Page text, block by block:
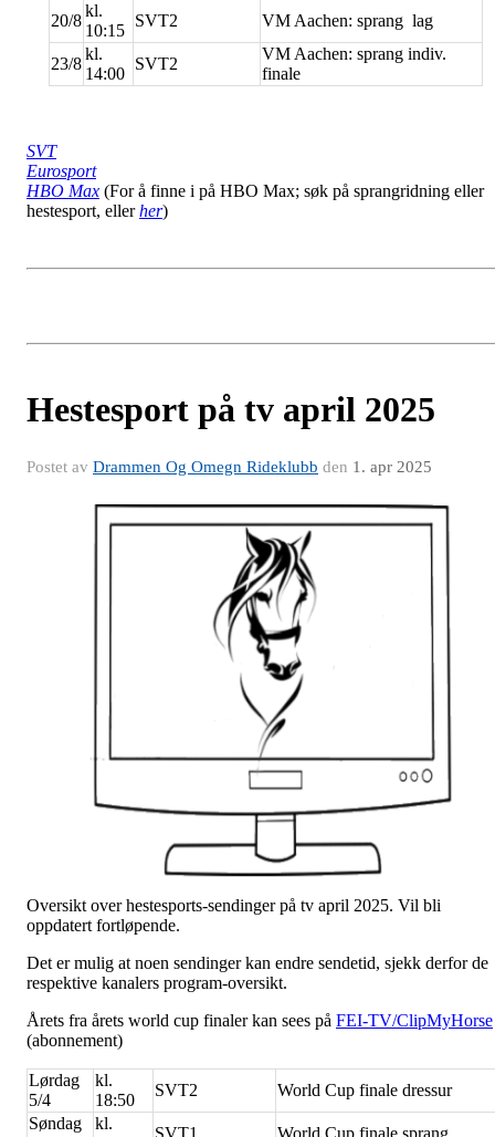
20/8
kl.
10:15
SVT2 VM Aachen: sprang lag
23/8
kl.
14:00
SVT2
VM Aachen: sprang indiv.
finale
SVT
Eurosport
HBO Max (For å finne i på HBO Max; søk på sprangridning eller
hestesport, ellerher)
Hestesport på tv april 2025
Postet av Drammen Og Omegn Rideklubb den 1. apr 2025
Oversikt over hestesports-sendinger på tv april 2025. Vil bli
oppdatert fortløpende.
Det er mulig at noen sendinger kan endre sendetid, sjekk derfor de
respektive kanalers program-oversikt.
Årets fra årets world cup finaler kan sees på FEI-TV/ClipMyHorse
(abonnement)
Lørdag
5/4
kl.
18:50
SVT2
World Cup finale dressur
Søndag
kl.
SVT1 World Cup finale sprang